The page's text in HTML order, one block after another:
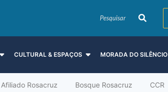
CULTURAL & ESPAÇOS MORADA DO SILÊNCIO
Rosacruz Bosque Rosacruz CCR